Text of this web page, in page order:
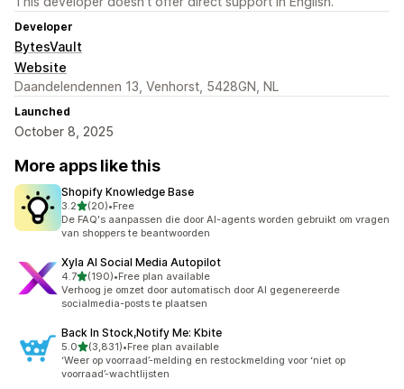
Developer
BytesVault
Website
Daandelendennen 13, Venhorst, 5428GN, NL
Launched
October 8, 2025
More apps like this
Shopify Knowledge Base
3.2out of 5 stars
(20)
20 total reviews
•Free
De FAQ's aanpassen die door AI-agents worden gebruikt om vragen
van shoppers te beantwoorden
Xyla AI Social Media Autopilot
4.7out of 5 stars
(190)
190 total reviews
•Free plan available
Verhoog je omzet door automatisch door AI gegenereerde
socialmedia-posts te plaatsen
Back In Stock,Notify Me: Kbite
5.0out of 5 stars
(3,831)
3831 total reviews
•Free plan available
‘Weer op voorraad’-melding en restockmelding voor ‘niet op
voorraad’-wachtlijsten